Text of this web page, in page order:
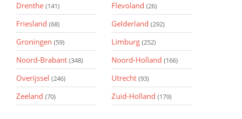
Drenthe (141) Flevoland (26)
Friesland (68) Gelderland (292)
Groningen (59) Limburg (252)
Noord-Brabant (348) Noord-Holland (166)
Overijssel (246) Utrecht (93)
Zeeland (70) Zuid-Holland (179)